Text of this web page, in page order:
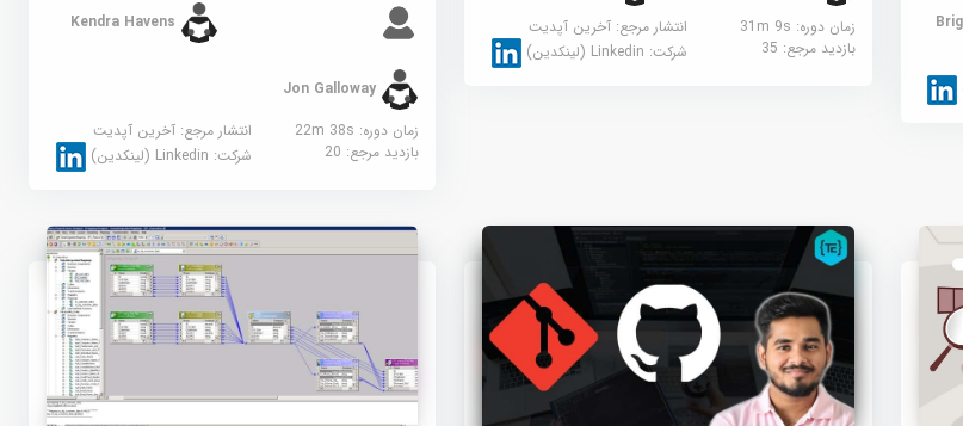
زمان دوره: 31m 9s
انتشار مرجع: آخرین آپدیت
بازدید مرجع: 35 شرکت: Linkedin (لینکدین)
زمان دوره: 22m 38s
انتشار مرجع:آخرین آپدیت
بازدید مرجع: 20 شرکت: Linkedin (لینکدین)